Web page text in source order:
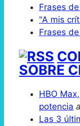
Frases
"A mis
Frases
SOBRE
HBO
potencia
Las 3